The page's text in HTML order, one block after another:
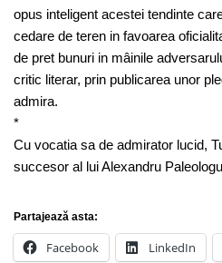
opus inteligent acestei tendinte
cedare de teren in favoarea
de pret bunuri in mâinile
critic literar, prin publicarea unor
admira.
*
Cu vocatia sa de admirator lucid,
succesor al lui Alexandru
Partajează asta:
Facebook LinkedIn